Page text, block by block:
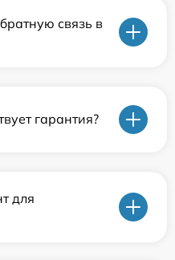
связь в
гарантия?
для